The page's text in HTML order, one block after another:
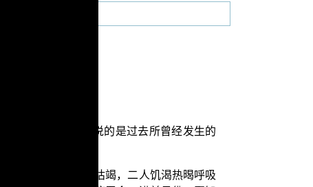
要说的是：故事说的是过去所曾经发生的
。
民，于时旱热泉水枯竭，二人饥渴热暍呼吸